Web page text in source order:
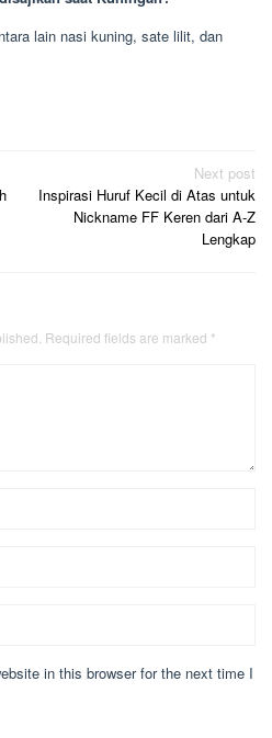
lain nasi kuning, sate lilit, dan
Next post
Inspirasi Huruf Kecil di Atas untuk
Nickname FF Keren dari A-Z
Lengkap
Required fields are marked *
in this browser for the next time I